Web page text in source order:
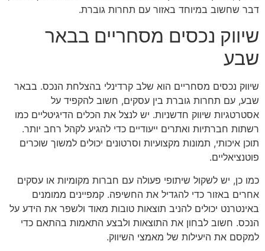
דבר שחשוב במיוחד באזור עם תחרות גוברת.
שיווק נכסים מסחריים בבאר
שבע
שיווק נכסים מסחריים הוא שלב קרדינלי בהצלחת הנכס. בבאר
שבע, עם תחרות גוברת בין עסקים, חשוב להקפיד על
אסטרטגיות שיווק חדשניות. יש לנצל את הכלים הדיגיטליים כמו
רשתות חברתיות ואתרים ייעודיים כדי להגיע לקהל רחב יותר.
תוכן איכותי, תמונות מקצועיות וסרטונים יכולים למשוך שוכרים
פוטנציאליים.
כמו כן, יש לשקול שיתופי פעולה עם חברות מקומיות או עסקים
אחרים באזור כדי להגדיל את החשיפה. קמפיינים ממומנים
באינטרנט יכולים להניב תוצאות טובות מאוד ולשפר את הידע על
הנכס. חשוב לבחון את התוצאות ולבצע התאמות בהתאם כדי
למקסם את היעילות של מאמצי השיווק.